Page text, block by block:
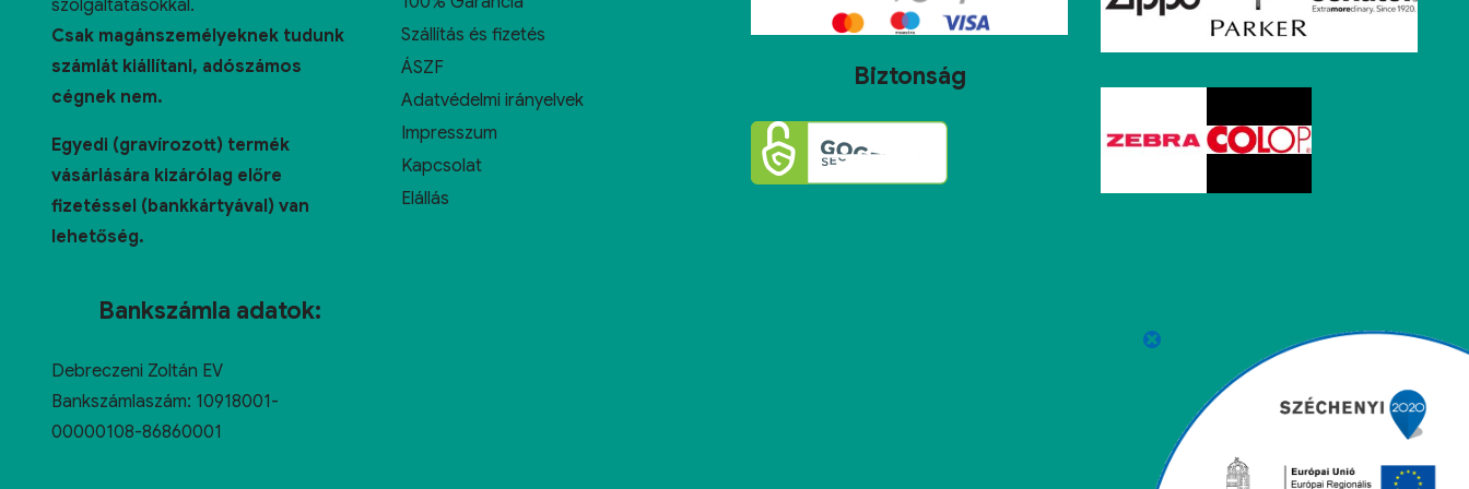
szolgáltatásokkal.
Csak magánszemélyeknek tudunk
számlát kiállítani, adószámos
cégnek nem.
Egyedi (gravírozott) termék
vásárlására kizárólag előre
fizetéssel (bankkártyával) van
lehetőség.
Bankszámla adatok:
Debreczeni Zoltán EV
Bankszámlaszám: 10918001-
00000108-86860001
Szállítás és fizetés
ÁSZF
Adatvédelmi irányelvek
Impresszum
Kapcsolat
Elállás
Biztonság